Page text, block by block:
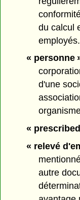
du calcul
« personne
d'une
«
« relevé
autre